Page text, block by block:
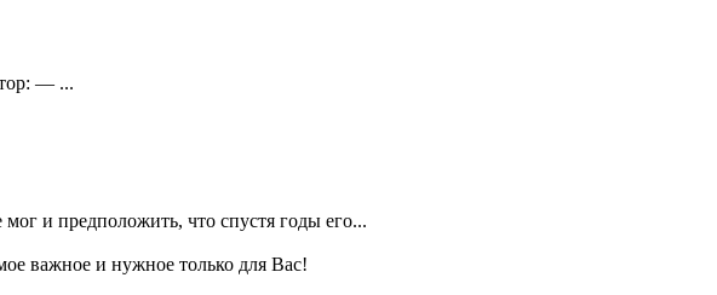
— ...
и предположить, что спустя годы его...
важное и нужное только для Вас!